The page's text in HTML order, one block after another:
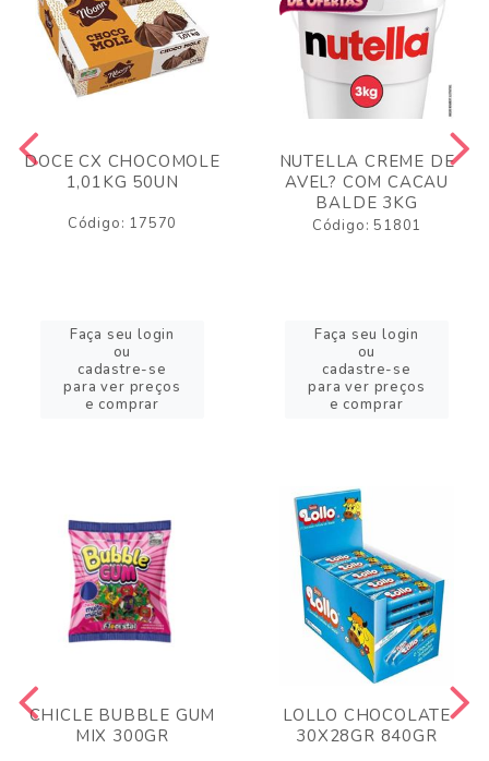
DOCE CX CHOCOMOLE
1,01KG 50UN
Código: 17570
Faça seu login
ou
cadastre-se
para ver preços
e comprar
NUTELLA CREME DE
AVEL? COM CACAU
BALDE 3KG
Código: 51801
Faça seu login
ou
cadastre-se
para ver preços
e comprar
CHICLE BUBBLE GUM
MIX 300GR
LOLLO CHOCOLATE
30X28GR 840GR